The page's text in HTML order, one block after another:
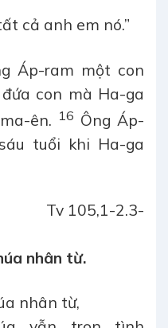
cả anh em nó.”
Áp-ram một con
con mà Ha-ga
ên. 16 Ông Áp-
tuổi khi Ha-ga
Tv 105,1-2.3-
nhân từ.
nhân từ,